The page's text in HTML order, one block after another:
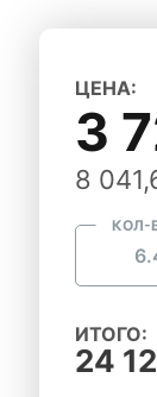
ЦЕНА:
3
8
КОЛ-
ИТОГО:
24